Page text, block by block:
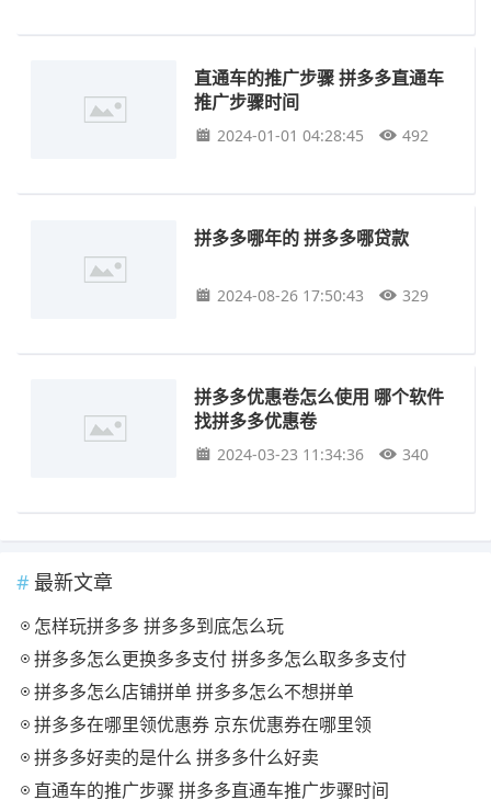
直通车的推广步骤 拼多多直通车
推广步骤时间
2024-01-01 04:28:45 492
拼多多哪年的 拼多多哪贷款
2024-08-26 17:50:43 329
拼多多优惠卷怎么使用 哪个软件
找拼多多优惠卷
2024-03-23 11:34:36 340
最新文章
怎样玩拼多多 拼多多到底怎么玩
拼多多怎么更换多多支付 拼多多怎么取多多支付
拼多多怎么店铺拼单 拼多多怎么不想拼单
拼多多在哪里领优惠券 京东优惠券在哪里领
拼多多好卖的是什么 拼多多什么好卖
直通车的推广步骤 拼多多直通车推广步骤时间